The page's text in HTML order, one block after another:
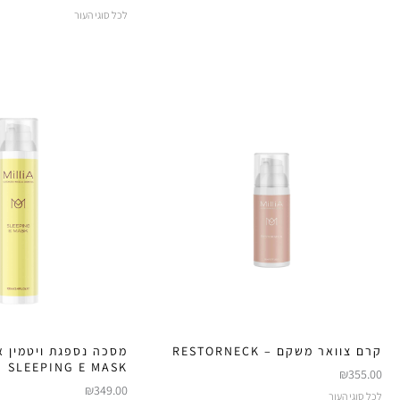
לכל סוגי העור
קרם צוואר משקם – RESTORNECK
₪355.00
לכל סוגי העור
מסכה נספגת ויטמין
SLEEPING E MASK
₪349.00